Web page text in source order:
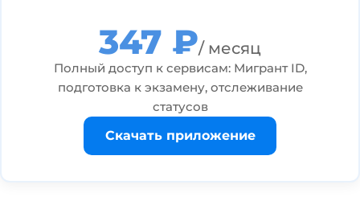
347 ₽/ месяц
Полный доступ к сервисам: Мигрант ID,
подготовка к экзамену, отслеживание
статусов
Скачать приложение